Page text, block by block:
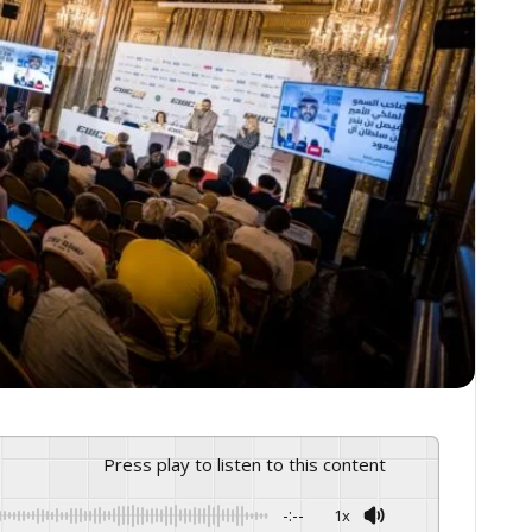
Press play to listen to this content
-:-- 1x